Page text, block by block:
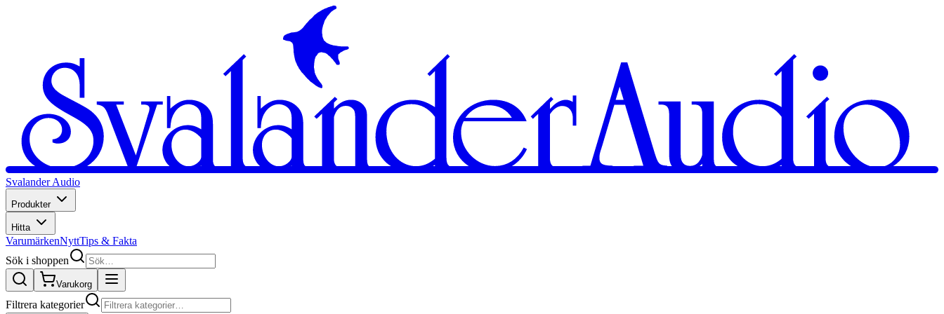
Svalander Audio
Produkter
Hitta
VarumärkenNyttTips & Fakta
Sök i shoppen
Varukorg
Filtrera kategorier